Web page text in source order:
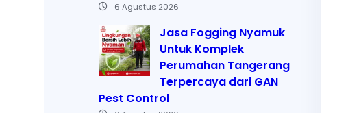
6 Agustus 2026
Jasa Fogging Nyamuk
Untuk Komplek
Perumahan Tangerang
Terpercaya dari GAN
Pest Control